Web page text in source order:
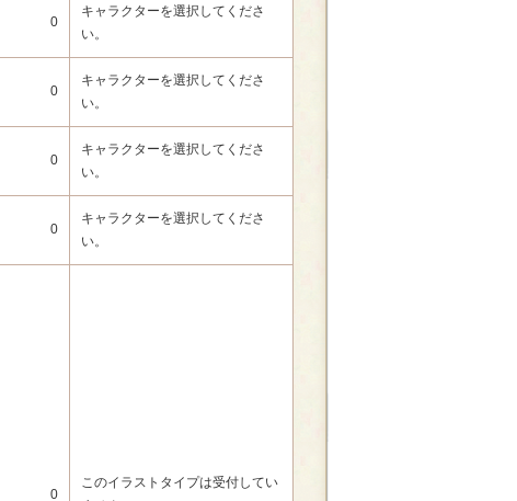
0
キャラクターを選択してくださ
い。
0
キャラクターを選択してくださ
い。
0
キャラクターを選択してくださ
い。
0
キャラクターを選択してくださ
い。
0
このイラストタイプは受付してい